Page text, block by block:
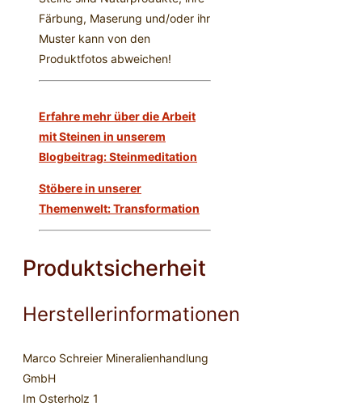
Färbung, Maserung und/oder ihr
Muster kann von den
Produktfotos abweichen!
Erfahre mehr über die Arbeit
mit Steinen in unserem
Blogbeitrag: Steinmeditation
Stöbere in unserer
Themenwelt: Transformation
Produktsicherheit
Herstellerinformationen
Marco Schreier Mineralienhandlung
GmbH
Im Osterholz 1